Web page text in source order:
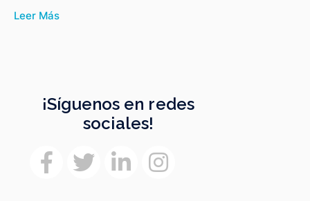
Leer Más
¡Síguenos en redes
sociales!